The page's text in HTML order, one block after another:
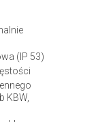
(IP 53)
KBW,